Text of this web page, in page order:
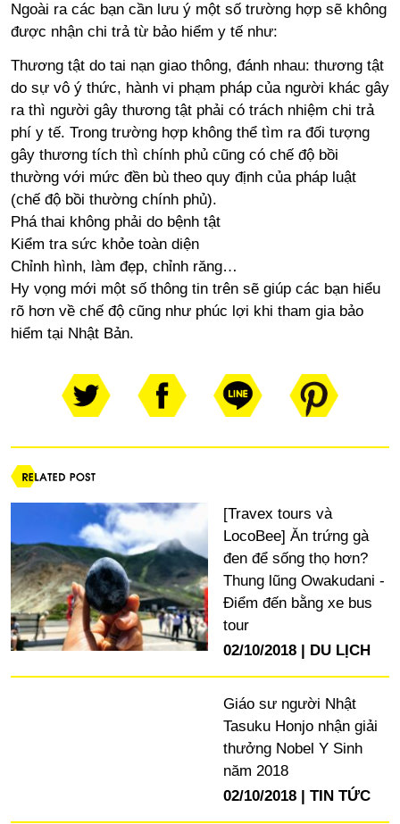
Ngoài ra các bạn cần lưu ý một số trường hợp sẽ không
được nhận chi trả từ bảo hiểm y tế như:
Thương tật do tai nạn giao thông, đánh nhau: thương tật
do sự vô ý thức, hành vi phạm pháp của người khác gây
ra thì người gây thương tật phải có trách nhiệm chi trả
phí y tế. Trong trường hợp không thể tìm ra đối tượng
gây thương tích thì chính phủ cũng có chế độ bồi
thường với mức đền bù theo quy định của pháp luật
(chế độ bồi thường chính phủ).
Phá thai không phải do bệnh tật
Kiểm tra sức khỏe toàn diện
Chỉnh hình, làm đẹp, chỉnh răng…
Hy vọng mới một số thông tin trên sẽ giúp các bạn hiểu
rõ hơn về chế độ cũng như phúc lợi khi tham gia bảo
hiểm tại Nhật Bản.
[Travex tours và
LocoBee] Ăn trứng gà
đen để sống thọ hơn?
Thung lũng Owakudani -
Điểm đến bằng xe bus
tour
02/10/2018
DU LỊCH
Giáo sư người Nhật
Tasuku Honjo nhận giải
thưởng Nobel Y Sinh
năm 2018
02/10/2018
TIN TỨC